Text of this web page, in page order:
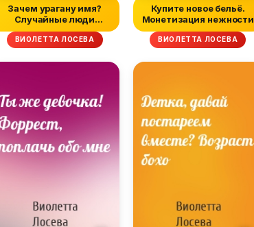
Зачем урагану имя?
Случайные люди
внутри и снаружи...
ВИОЛЕТТА ЛОСЕВА
Купите новое бельё.
Монетизация нежности
ВИОЛЕТТА ЛОСЕВА